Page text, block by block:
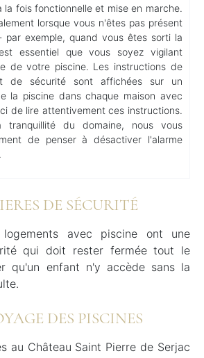
la fois fonctionnelle et mise en marche.
lorsque vous n'êtes pas présent
par exemple, quand vous êtes sorti la
essentiel que vous soyez vigilant
de votre piscine. Les instructions de
de sécurité sont affichées sur un
la piscine dans chaque maison avec
de lire attentivement ces instructions.
tranquillité du domaine, nous vous
de penser à désactiver l'alarme
DE SÉCURITÉ
avec piscine ont une
qui doit rester fermée tout le
qu'un enfant n'y accède sans la
DES PISCINES
au Château Saint Pierre de Serjac